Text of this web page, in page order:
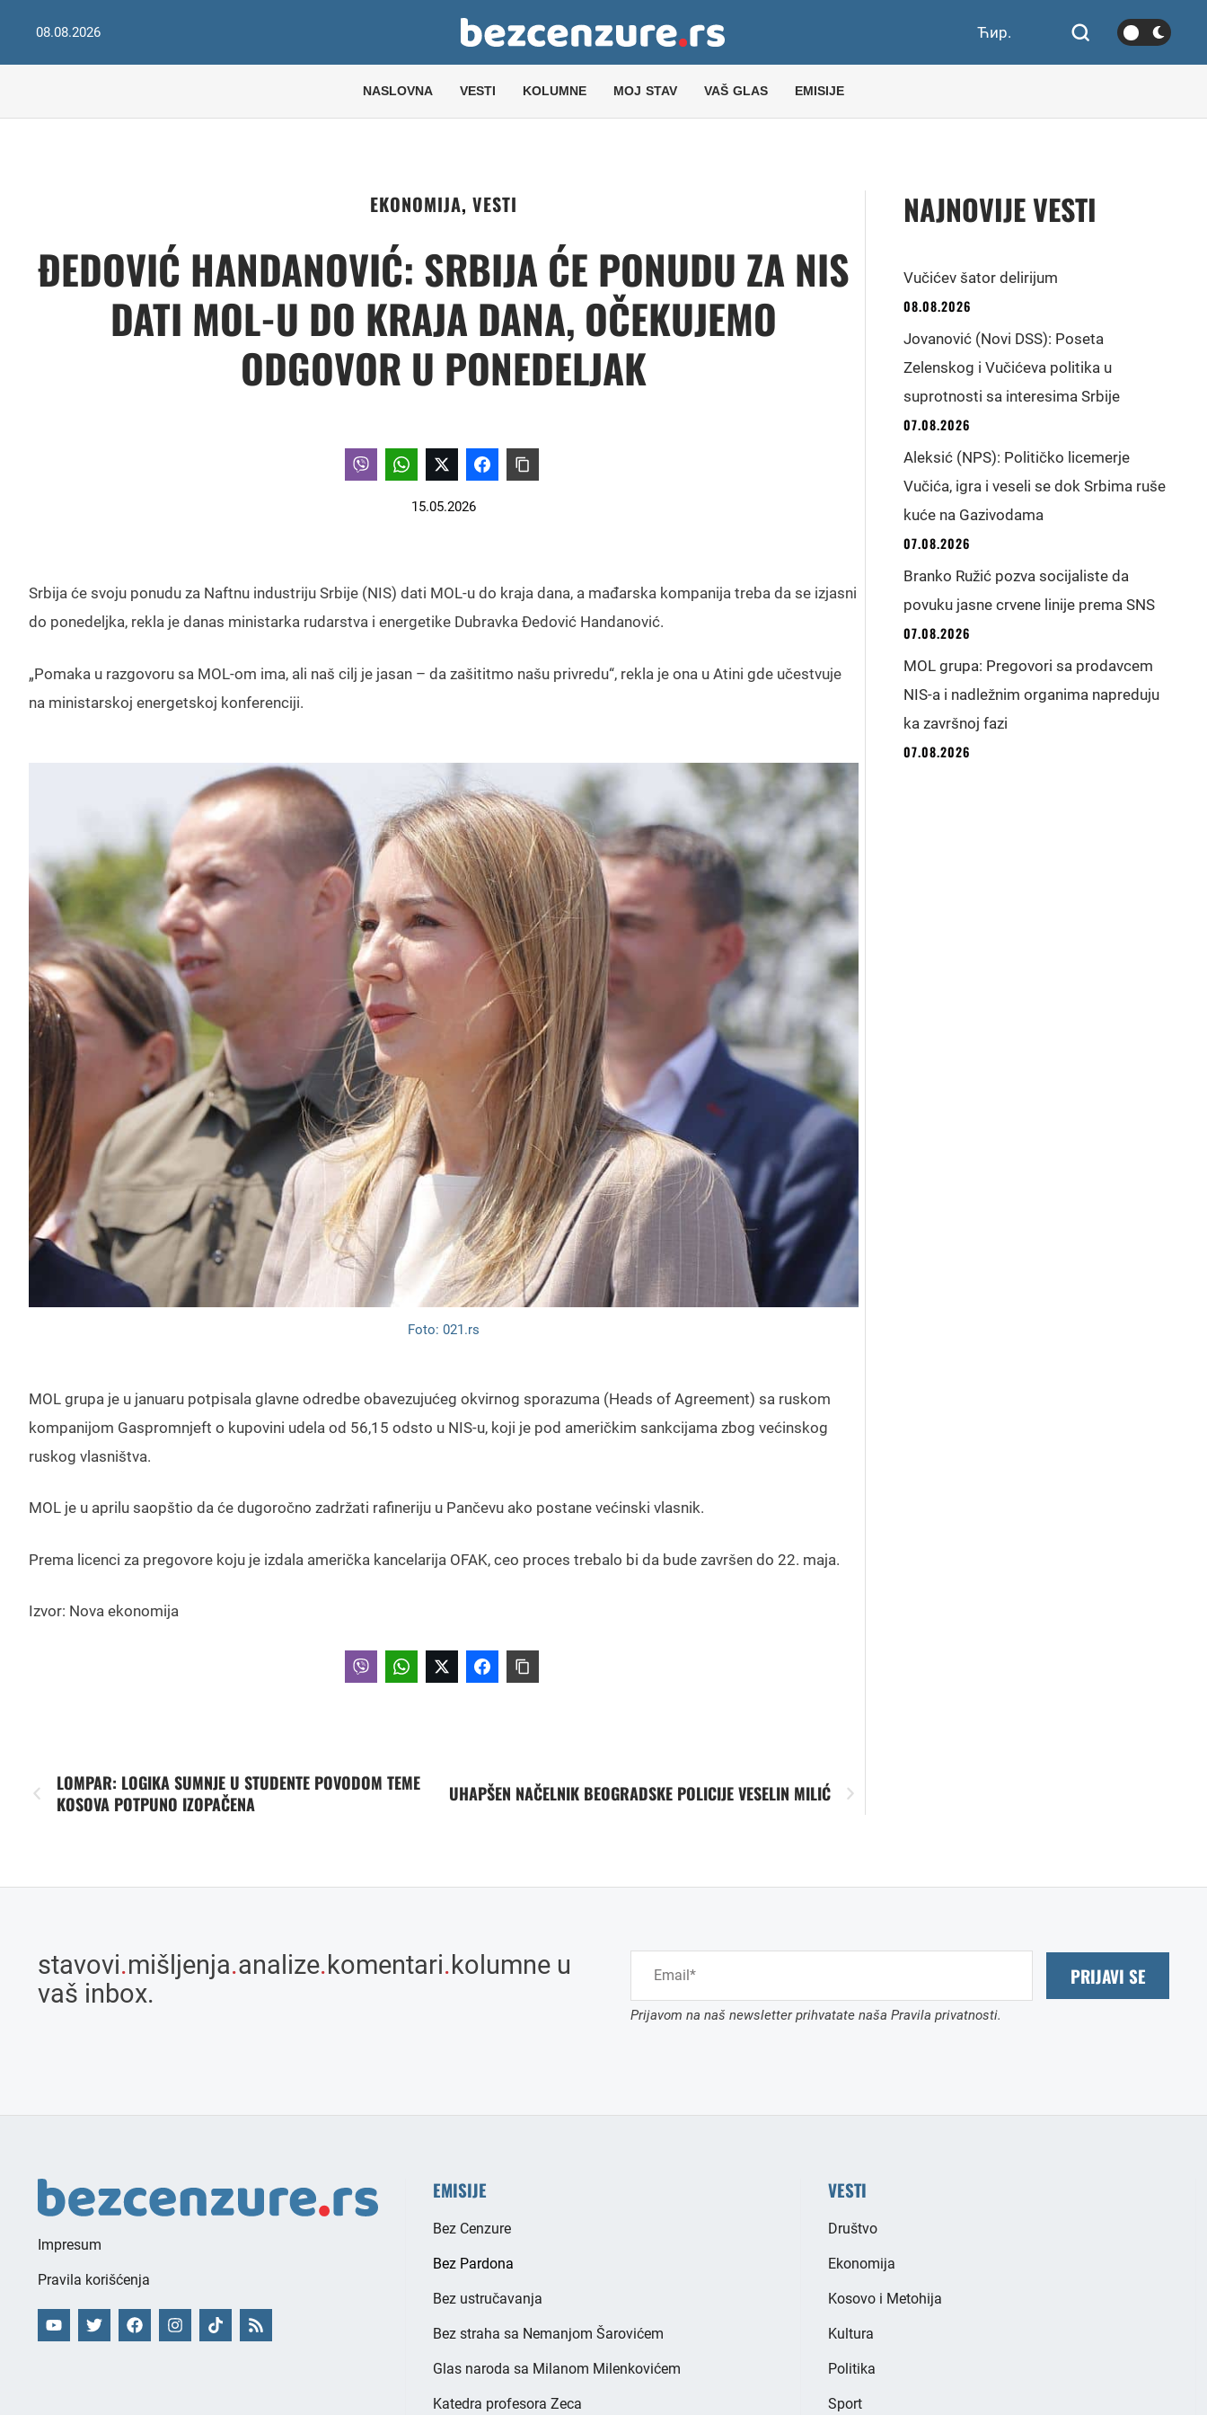
08.08.2026 Ћир.
NASLOVNA VESTI KOLUMNE MOJ STAV VAŠ GLAS EMISIJE
EKONOMIJA,VESTI
ĐEDOVIĆ HANDANOVIĆ: SRBIJA ĆE PONUDU ZA NIS
DATI MOL-U DO KRAJA DANA, OČEKUJEMO
ODGOVOR U PONEDELJAK
15.05.2026
Srbija će svoju ponudu za Naftnu industriju Srbije (NIS) dati MOL-u do kraja dana, a mađarska kompanija treba da se izjasni
do ponedeljka, rekla je danas ministarka rudarstva i energetike Dubravka Đedović Handanović.
„Pomaka u razgovoru sa MOL-om ima, ali naš cilj je jasan – da zašititmo našu privredu“, rekla je ona u Atini gde učestvuje
na ministarskoj energetskoj konferenciji.
Foto: 021.rs
MOL grupa je u januaru potpisala glavne odredbe obavezujućeg okvirnog sporazuma (Heads of Agreement) sa ruskom
kompanijom Gaspromnjeft o kupovini udela od 56,15 odsto u NIS-u, koji je pod američkim sankcijama zbog većinskog
ruskog vlasništva.
MOL je u aprilu saopštio da će dugoročno zadržati rafineriju u Pančevu ako postane većinski vlasnik.
Prema licenci za pregovore koju je izdala američka kancelarija OFAK, ceo proces trebalo bi da bude završen do 22. maja.
Izvor: Nova ekonomija
LOMPAR: LOGIKA SUMNJE U STUDENTE POVODOM TEME
KOSOVA POTPUNO IZOPAČENA
UHAPŠEN NAČELNIK BEOGRADSKE POLICIJE VESELIN MILIĆ
NAJNOVIJE VESTI
Vučićev šator delirijum
08.08.2026
Jovanović (Novi DSS): Poseta
Zelenskog i Vučićeva politika u
suprotnosti sa interesima Srbije
07.08.2026
Aleksić (NPS): Političko licemerje
Vučića, igra i veseli se dok Srbima ruše
kuće na Gazivodama
07.08.2026
Branko Ružić pozva socijaliste da
povuku jasne crvene linije prema SNS
07.08.2026
MOL grupa: Pregovori sa prodavcem
NIS-a i nadležnim organima napreduju
ka završnoj fazi
07.08.2026
stavovi.mišljenja.analize.komentari.kolumne u
vaš inbox.
PRIJAVI SE
Prijavom na naš newsletter prihvatate naša Pravila privatnosti.
Impresum
Pravila korišćenja
EMISIJE
Bez Cenzure
Bez Pardona
Bez ustručavanja
Bez straha sa Nemanjom Šarovićem
Glas naroda sa Milanom Milenkovićem
Katedra profesora Zeca
VESTI
Društvo
Ekonomija
Kosovo i Metohija
Kultura
Politika
Sport